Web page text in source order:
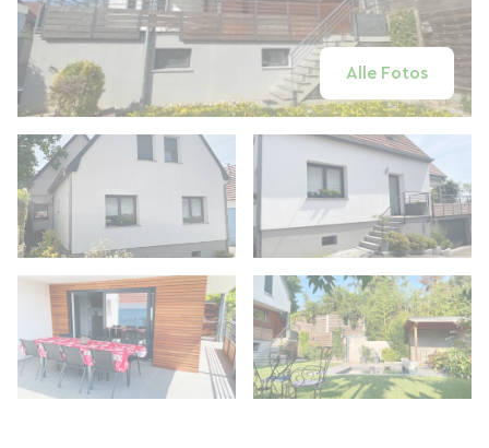
Alle Fotos